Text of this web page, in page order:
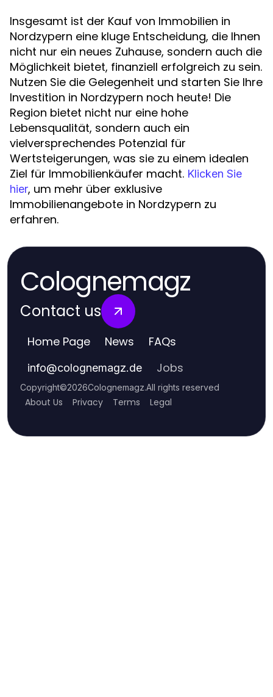
Insgesamt ist der Kauf von Immobilien in
Nordzypern eine kluge Entscheidung, die Ihnen
nicht nur ein neues Zuhause, sondern auch die
Möglichkeit bietet, finanziell erfolgreich zu sein.
Nutzen Sie die Gelegenheit und starten Sie Ihre
Investition in Nordzypern noch heute! Die
Region bietet nicht nur eine hohe
Lebensqualität, sondern auch ein
vielversprechendes Potenzial für
Wertsteigerungen, was sie zu einem idealen
Ziel für Immobilienkäufer macht. Klicken Sie
hier, um mehr über exklusive
Immobilienangebote in Nordzypern zu
erfahren.
Colognemagz
Contact us
Home Page News FAQs
info@colognemagz.de Jobs
Copyright©2026Colognemagz.All rights reserved
About Us Privacy Terms Legal